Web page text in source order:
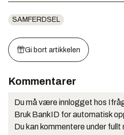
SAMFERDSEL
Gi bort artikkelen
Kommentarer
Du må være innlogget hos
Bruk BankID for automatisk
Du kan kommentere under fullt